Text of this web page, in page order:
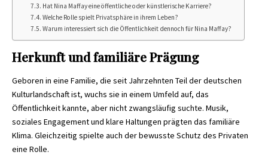
Hat Nina Maffay eine öffentliche oder künstlerische Karriere?
Welche Rolle spielt Privatsphäre in ihrem Leben?
Warum interessiert sich die Öffentlichkeit dennoch für Nina Maffay?
Herkunft und familiäre Prägung
Geboren in eine Familie, die seit Jahrzehnten Teil der deutschen
Kulturlandschaft ist, wuchs sie in einem Umfeld auf, das
Öffentlichkeit kannte, aber nicht zwangsläufig suchte. Musik,
soziales Engagement und klare Haltungen prägten das familiäre
Klima. Gleichzeitig spielte auch der bewusste Schutz des Privaten
eine Rolle.